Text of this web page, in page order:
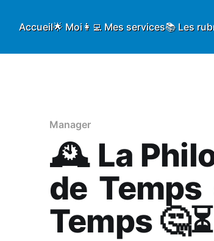
Accueil🌟 Moi👩‍💻 Mes services📚 Les
Manager
🕰️ La
de
Temps 🤔⏳